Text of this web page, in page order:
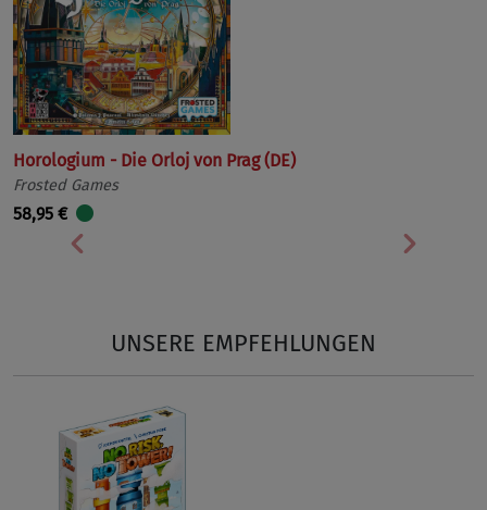
Horologium - Die Orloj von Prag (DE)
Frosted Games
58,95 €
Vorherige
UNSERE EMPFEHLUNGEN